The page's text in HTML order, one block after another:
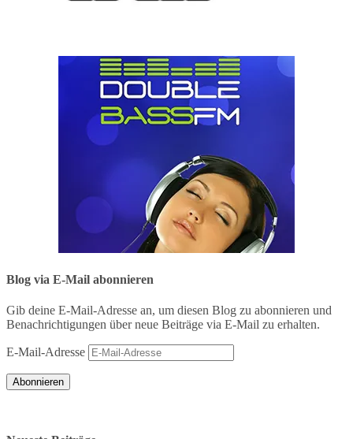
Blog via E-Mail abonnieren
Gib deine E-Mail-Adresse an, um diesen Blog zu abonnieren und
Benachrichtigungen über neue Beiträge via E-Mail zu erhalten.
E-Mail-Adresse
Abonnieren